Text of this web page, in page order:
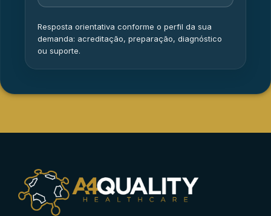
Resposta orientativa conforme o perfil da sua
demanda: acreditação, preparação, diagnóstico
ou suporte.